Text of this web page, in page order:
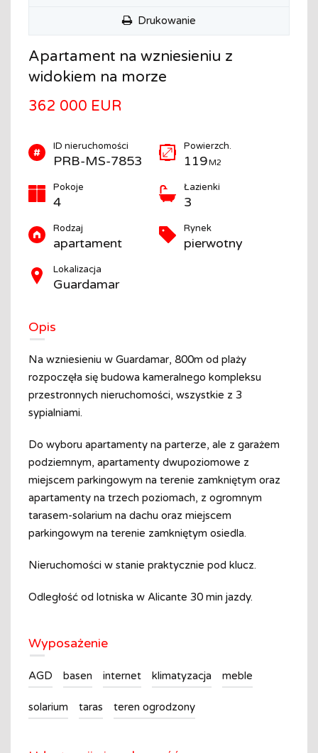
Drukowanie
Apartament na wzniesieniu z
widokiem na morze
362 000 EUR
ID nieruchomości
PRB-MS-7853
Powierzch.
119 M2
Pokoje
4
Łazienki
3
Rodzaj
apartament
Rynek
pierwotny
Lokalizacja
Guardamar
Opis
Na wzniesieniu w Guardamar, 800m od plaży
rozpoczęła się budowa kameralnego kompleksu
przestronnych nieruchomości, wszystkie z 3
sypialniami.
Do wyboru apartamenty na parterze, ale z garażem
podziemnym, apartamenty dwupoziomowe z
miejscem parkingowym na terenie zamkniętym oraz
apartamenty na trzech poziomach, z ogromnym
tarasem-solarium na dachu oraz miejscem
parkingowym na terenie zamkniętym osiedla.
Nieruchomości w stanie praktycznie pod klucz.
Odległość od lotniska w Alicante 30 min jazdy.
Wyposażenie
AGD basen internet klimatyzacja meble
solarium taras teren ogrodzony